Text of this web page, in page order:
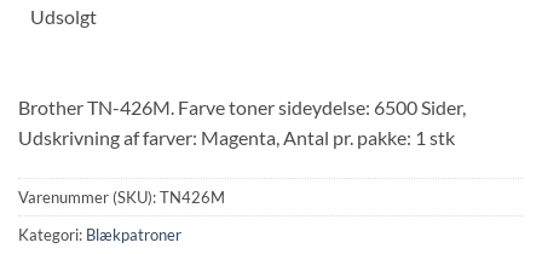
Udsolgt
Brother TN-426M. Farve toner sideydelse: 6500 Sider,
Udskrivning af farver: Magenta, Antal pr. pakke: 1 stk
Varenummer (SKU):TN426M
Kategori: Blækpatroner